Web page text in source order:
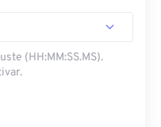
(HH:MM:SS.MS).